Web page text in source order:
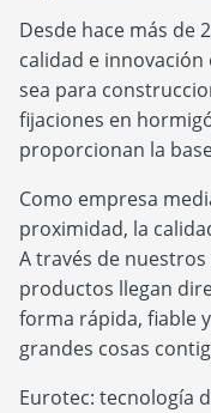
Play
YouTube content
Desde hace más de
calidad e
sea para
fijaciones en
proporcionan la
Como empresa
proximidad, la
A través de
productos llegan
forma rápida, fiable
grandes cosas
Eurotec: tecnología